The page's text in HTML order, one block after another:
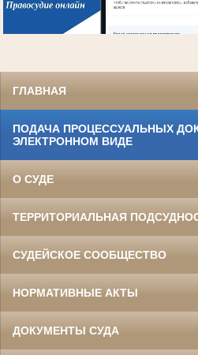
ГЛАВНАЯ
ПОДАЧА ПРОЦЕССУАЛЬНЫХ
ЭЛЕКТРОННОМ ВИДЕ
О СУДЕ
ТЕРРИТОРИАЛЬНАЯ
СУДЕЙСКОЕ СООБЩЕСТВО
НОРМАТИВНЫЕ АКТЫ
ДОКУМЕНТЫ СУДА